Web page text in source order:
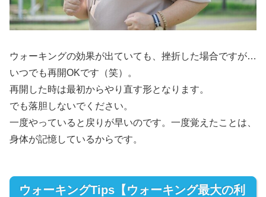
ウォーキングの効果が出ていても、挫折した場合ですが…
いつでも再開OKです（笑）。
再開した時は最初からやり直す形となります。
でも落胆しないでください。
一度やっていると戻りが早いのです。一度覚えたことは、
身体が記憶しているからです。
ウォーキングTips【ウォーキング最大の利